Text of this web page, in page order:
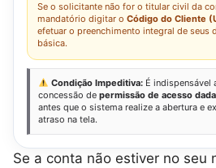
Se o solicitante não for o titular civil da
mandatório digitar o Código do Cliente
efetuar o preenchimento integral de seus
básica.
Condição Impeditiva:É indispensável
concessão de permissão de acesso
antes que o sistema realize a abertura e
atraso na tela.
Se a conta não estiver no seu